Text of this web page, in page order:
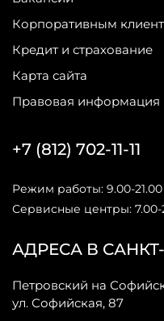
Корпоративным
Кредит и страхование
Карта сайта
Правовая информация
АДРЕСА В
Петровский на
ул. Софийская, 87
+7 (812) 702-11-11
Режим работы: 9.00-21.00
Сервисные центры: 7.00-